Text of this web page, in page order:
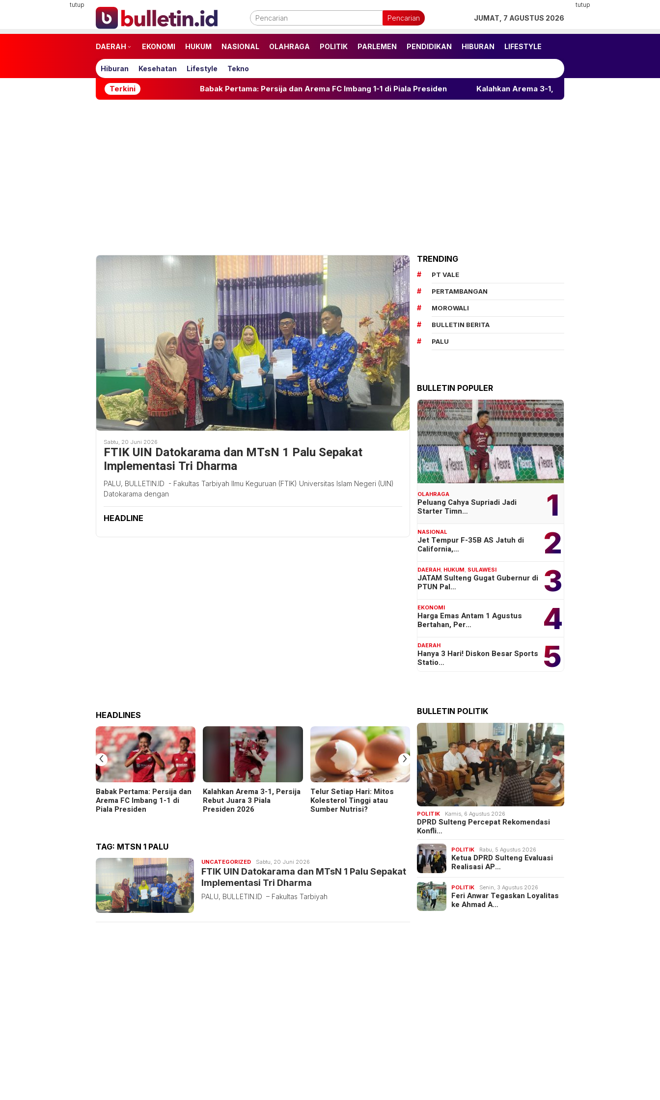
tutup tutup
Pencarian JUMAT, 7 AGUSTUS 2026
DAERAH EKONOMI HUKUM NASIONAL OLAHRAGA POLITIK PARLEMEN PENDIDIKAN HIBURAN LIFESTYLE
Hiburan Kesehatan Lifestyle Tekno
Terkini Babak Pertama: Persija dan Arema FC Imbang 1-1 di Piala Presiden Kalahkan Arema 3-1, Persija Rebut Juara 3 Piala Presiden
Sabtu, 20 Juni 2026
FTIK UIN Datokarama dan MTsN 1 Palu Sepakat
Implementasi Tri Dharma
PALU, BULLETIN.ID - Fakultas Tarbiyah Ilmu Keguruan (FTIK) Universitas Islam Negeri (UIN)
Datokarama dengan
HEADLINE
HEADLINES
Babak Pertama: Persija dan
Arema FC Imbang 1-1 di
Piala Presiden
Kalahkan Arema 3-1, Persija
Rebut Juara 3 Piala
Presiden 2026
Telur Setiap Hari: Mitos
Kolesterol Tinggi atau
Sumber Nutrisi?
Penerbangan Internasional
Palu-Guangzhou Resmi
Dibuka
Rombongan AC Milan Tiba di
Jakarta
‹ ›
TAG: MTSN 1 PALU
UNCATEGORIZEDRedaksi
Bulletin
Sabtu, 20 Juni 2026
FTIK UIN Datokarama dan MTsN 1 Palu Sepakat
Implementasi Tri Dharma
PALU, BULLETIN.ID – Fakultas Tarbiyah
TRENDING
PT VALE
PERTAMBANGAN
MOROWALI
BULLETIN BERITA
PALU
BULLETIN POPULER
1
OLAHRAGA
Peluang Cahya Supriadi Jadi
Starter Timn…
2
NASIONAL
Jet Tempur F-35B AS Jatuh di
California,…
3
DAERAH HUKUM SULAWESI
JATAM Sulteng Gugat Gubernur di
PTUN Pal…
4
EKONOMI
Harga Emas Antam 1 Agustus
Bertahan, Per…
5
DAERAH
Hanya 3 Hari! Diskon Besar Sports
Statio…
BULLETIN POLITIK
POLITIK Kamis, 6 Agustus 2026
DPRD Sulteng Percepat Rekomendasi
Konfli…
POLITIK Rabu, 5 Agustus 2026
Ketua DPRD Sulteng Evaluasi
Realisasi AP…
POLITIK Senin, 3 Agustus 2026
Feri Anwar Tegaskan Loyalitas
ke Ahmad A…